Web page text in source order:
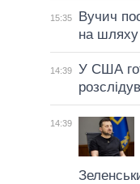
15:35
Вучич
на
14:39
У США
14:39